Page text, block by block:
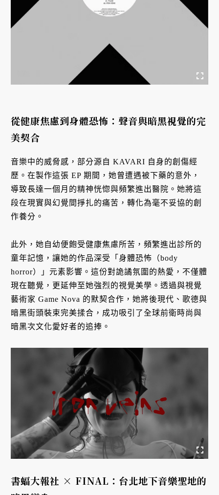
從健康焦慮到身體恐怖：聲音與暗黑視覺的完
美契合
音樂中的威脅感，部分源自 KAVARI 自身的創傷經
歷。在製作這張 EP 期間，她曾遭遇被下藥的意外，
導致長達一個月的精神恍惚與頻繁進出醫院。她將這
段在現實與幻覺間掙扎的痛苦，轉化為毫不妥協的創
作養分。
此外，她自幼便飽受健康焦慮所苦，頻繁進出診所的
童年記憶，讓她的作品深受「身體恐怖（body
horror）」元素影響。這份對詭譎氛圍的熱愛，不僅體
現在聽覺，更延伸至她強烈的視覺美學。透過與視覺
藝術家 Game Nova 的默契合作，她將後現代、歌德與
暗黑街頭裝束完美揉合，成功吸引了全球前衛時尚與
暗黑次文化愛好者的追捧。
書蝠大報社 × FINAL：台北地下音樂聖地的